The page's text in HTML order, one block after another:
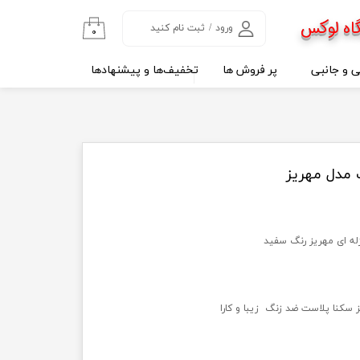
ورود / ثبت نام کنید
تغییر گذر واژه
خروج از حساب
۰
و جانبی پر فروش ها تخفیف‌ها و پیشنهادها
لوکس
مهریز
ای مهریز رنگ سفید
پلاست ضد زنگ زیبا و کارا